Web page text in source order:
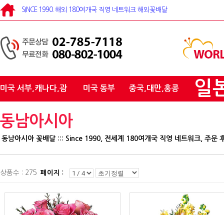
SINCE 1990. 해외 180여개국 직영 네트워크 해외꽃배달
미국 서부,캐나다,괌 미국 동부 중국,대만,홍콩 일
동남아시아
동남아시아 꽃배달 ::: Since 1990, 전세계 180여개국 직영 네트워크, 주문
상품수 : 275 페이지 :